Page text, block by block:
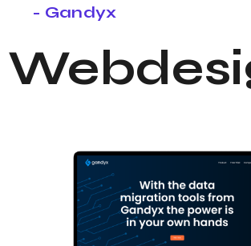
- Gandyx